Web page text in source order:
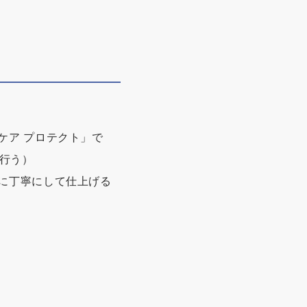
ア プロテクト」で
う）
丁寧にして仕上げる